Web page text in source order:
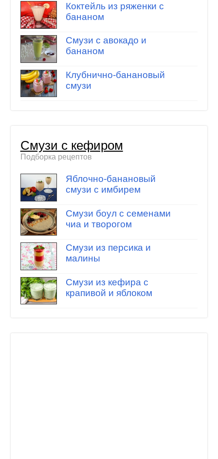
Коктейль из ряженки с
бананом
Смузи с авокадо и
бананом
Клубнично-банановый
смузи
Смузи с кефиром
Подборка рецептов
Яблочно-банановый
смузи с имбирем
Смузи боул с семенами
чиа и творогом
Смузи из персика и
малины
Смузи из кефира с
крапивой и яблоком